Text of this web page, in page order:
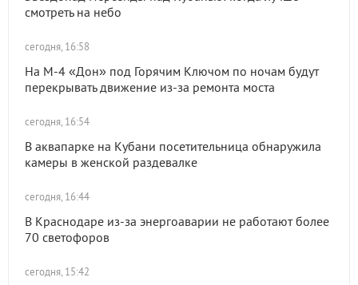
смотреть на небо
сегодня, 16:58
На М-4 «Дон» под Горячим Ключом по ночам будут
перекрывать движение из-за ремонта моста
сегодня, 16:54
В аквапарке на Кубани посетительница обнаружила
камеры в женской раздевалке
сегодня, 16:44
В Краснодаре из-за энергоаварии не работают более
70 светофоров
сегодня, 15:42